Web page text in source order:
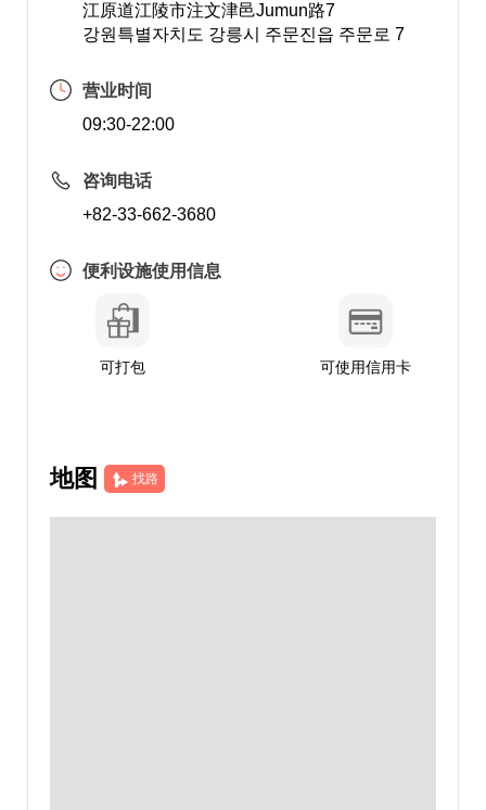
江原道江陵市注文津邑Jumun路7
강원특별자치도 강릉시 주문진읍 주문로 7
营业时间
09:30-22:00
咨询电话
+82-33-662-3680
便利设施使用信息
可打包 可使用信用卡
地图 找路